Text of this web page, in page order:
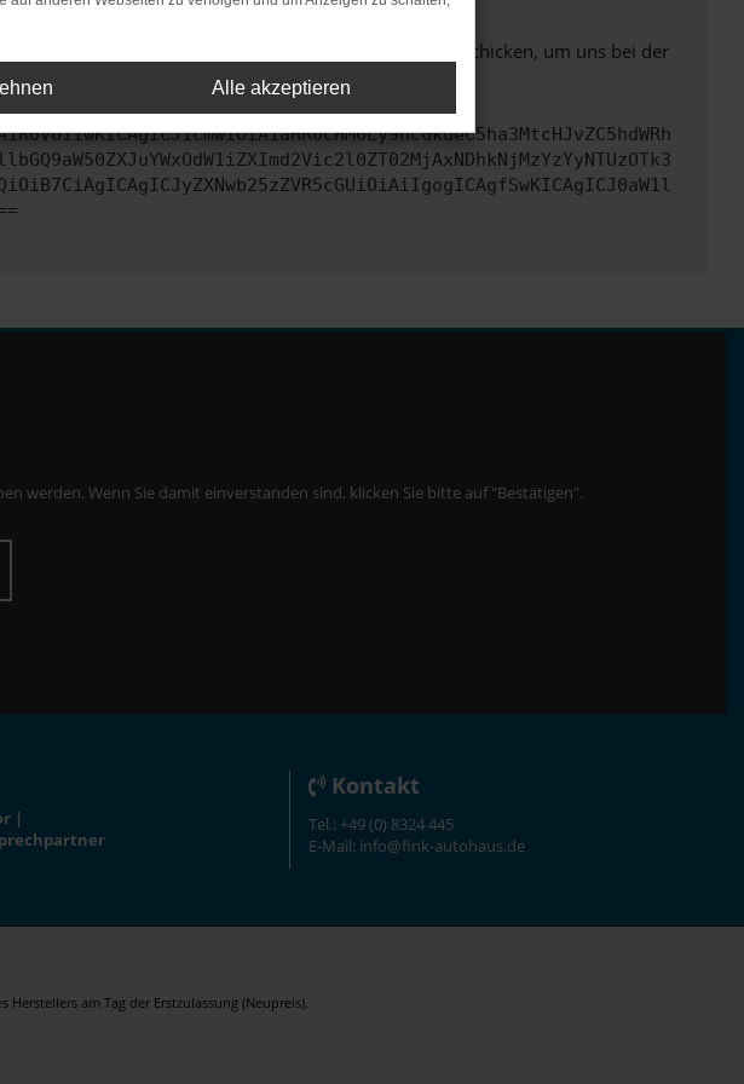
Problem zu beheben. Du kannst uns diesen Text schicken, um uns bei der
werden. Wenn Sie damit einverstanden sind, klicken Sie bitte auf "Bestätigen".
|
Kontakt
Tel.: +49 (0) 8324 445
E-Mail: info@fink-autohaus.de
am Tag der Erstzulassung (Neupreis).
Alle akzeptieren